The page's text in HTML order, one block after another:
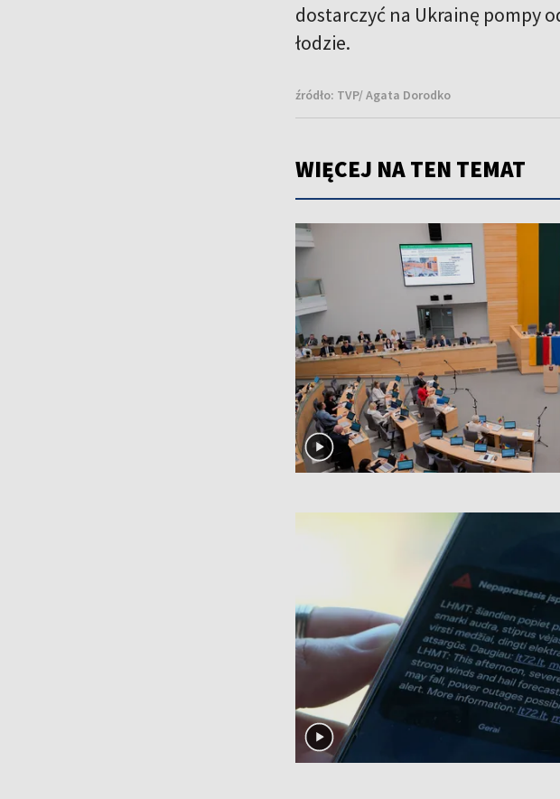
dostarczyć na Ukrainę pompy
łodzie.
źródło: TVP/ Agata Dorodko
WIĘCEJ NA TEN TEMAT